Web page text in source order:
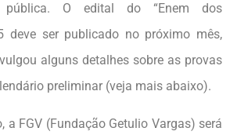
pública. O edital do “Enem dos
deve ser publicado no próximo mês,
alguns detalhes sobre as provas
preliminar (veja mais abaixo).
a FGV (Fundação Getulio Vargas) será